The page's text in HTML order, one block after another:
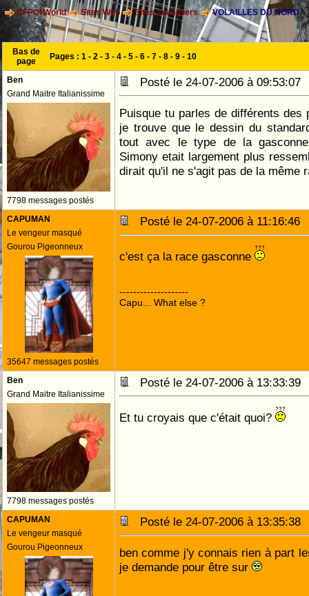
CFPOI World Sites Web Sites animaliers VOLAILLES DU NORD
Bas de
page
Pages : 1 - 2 - 3 - 4 - 5 - 6 - 7 - 8 - 9 - 10
Ben
Grand Maitre Italianissime
7798 messages postés
Posté le 24-07-2006 à
Puisque tu parles de différents des
je trouve que le dessin du
tout avec le type de la
Simony etait largement plus
dirait qu'il ne s'agit pas de la même
CAPUMAN
Le vengeur masqué
Gourou Pigeonneux
35647 messages postés
Posté le 24-07-2006 à
c'est ça la race gasconne
--------------------
Capu... What else ?
Ben
Grand Maitre Italianissime
7798 messages postés
Posté le 24-07-2006 à
Et tu croyais que c'était quoi?
CAPUMAN
Le vengeur masqué
Gourou Pigeonneux
Posté le 24-07-2006 à
ben comme j'y connais rien à part
je demande pour être sur